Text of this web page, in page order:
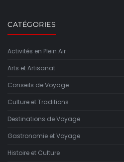
CATÉGORIES
Activités en Plein Air
Arts et Artisanat
Conseils de Voyage
Culture et Traditions
Destinations de Voyage
Gastronomie et Voyage
Histoire et Culture